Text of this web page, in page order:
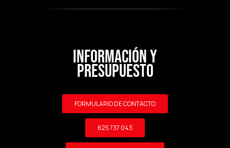
INFORMACIÓN Y
PRESUPUESTO
FORMULARIO DE CONTACTO
625 737 043